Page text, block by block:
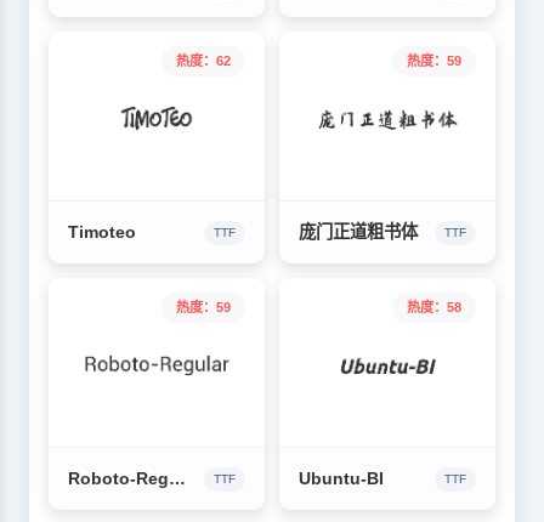
热度：62
Timoteo TTF
热度：59
庞门正道粗书体 TTF
热度：59
Roboto-Regular TTF
热度：58
Ubuntu-BI TTF